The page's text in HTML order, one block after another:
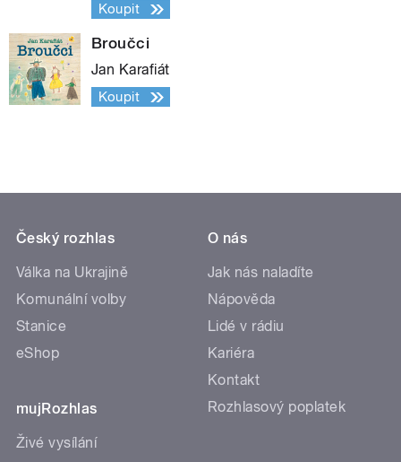
Koupit
Broučci
Jan Karafiát
Koupit
Český rozhlas
Válka na Ukrajině
Komunální volby
Stanice
eShop
mujRozhlas
Živé vysílání
O nás
Jak nás naladíte
Nápověda
Lidé v rádiu
Kariéra
Kontakt
Rozhlasový poplatek